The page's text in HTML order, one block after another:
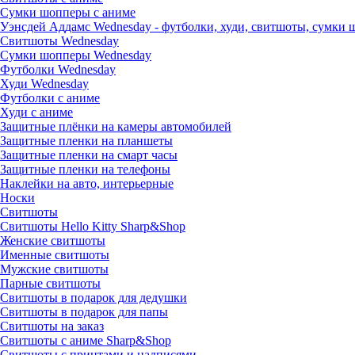
Сумки шопперы с аниме
Уэнсдей Аддамс Wednesday - футболки, худи, свитшоты, сумки
Свитшоты Wednesday
Сумки шопперы Wednesday
Футболки Wednesday
Худи Wednesday
Футболки с аниме
Худи с аниме
Защитные плёнки на камеры автомобилей
Защитные пленки на планшеты
Защитные пленки на смарт часы
Защитные пленки на телефоны
Наклейки на авто, интерьерные
Носки
Свитшоты
Cвитшоты Hello Kitty Sharp&Shop
Женские свитшоты
Именные свитшоты
Мужские свитшоты
Парные свитшоты
Свитшоты в подарок для дедушки
Свитшоты в подарок для папы
Свитшоты на заказ
Свитшоты с аниме Sharp&Shop